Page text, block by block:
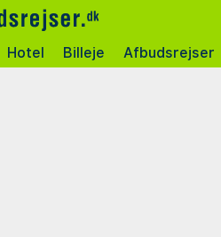
Hotel Billeje Afbudsrejser